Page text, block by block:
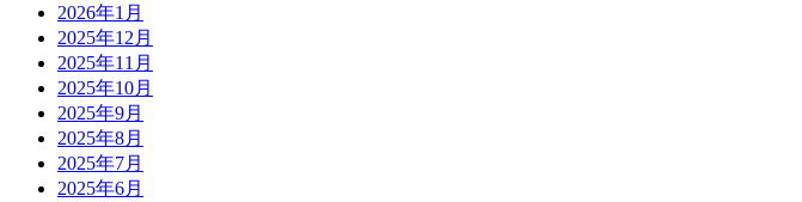
2026年1月
2025年12月
2025年11月
2025年10月
2025年9月
2025年8月
2025年7月
2025年6月